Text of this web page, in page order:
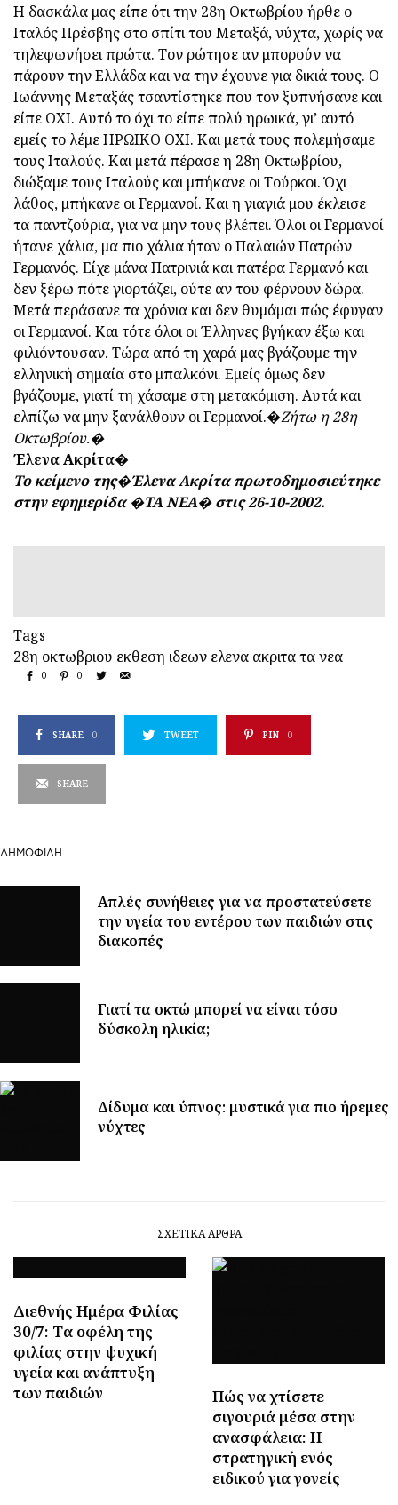
Η δασκάλα μας είπε ότι την 28η Οκτωβρίου ήρθε ο
Ιταλός Πρέσβης στο σπίτι του Μεταξά, νύχτα, χωρίς να
τηλεφωνήσει πρώτα. Τον ρώτησε αν μπορούν να
πάρουν την Ελλάδα και να την έχουνε για δικιά τους. Ο
Ιωάννης Μεταξάς τσαντίστηκε που τον ξυπνήσανε και
είπε ΟΧΙ. Αυτό το όχι το είπε πολύ ηρωικά, γι’ αυτό
εμείς το λέμε ΗΡΩΙΚΟ ΟΧΙ. Και μετά τους πολεμήσαμε
τους Ιταλούς. Και μετά πέρασε η 28η Οκτωβρίου,
διώξαμε τους Ιταλούς και μπήκανε οι Τούρκοι. Όχι
λάθος, μπήκανε οι Γερμανοί. Και η γιαγιά μου έκλεισε
τα παντζούρια, για να μην τους βλέπει. Όλοι οι Γερμανοί
ήτανε χάλια, μα πιο χάλια ήταν ο Παλαιών Πατρών
Γερμανός. Είχε μάνα Πατρινιά και πατέρα Γερμανό και
δεν ξέρω πότε γιορτάζει, ούτε αν του φέρνουν δώρα.
Μετά περάσανε τα χρόνια και δεν θυμάμαι πώς έφυγαν
οι Γερμανοί. Και τότε όλοι οι Έλληνες βγήκαν έξω και
φιλιόντουσαν. Τώρα από τη χαρά μας βγάζουμε την
ελληνική σημαία στο μπαλκόνι. Εμείς όμως δεν
βγάζουμε, γιατί τη χάσαμε στη μετακόμιση. Αυτά και
ελπίζω να μην ξανάλθουν οι Γερμανοί.�Ζήτω η 28η
Οκτωβρίου.�
Έλενα Ακρίτα�
Το κείμενο της�Έλενα Ακρίτα πρωτοδημοσιεύτηκε
στην εφημερίδα �ΤΑ ΝΕΑ� στις 26-10-2002.
Tags
28η οκτωβριου εκθεση ιδεων ελενα ακριτατα νεα
0 0
SHARE 0 TWEET PIN 0
SHARE
ΔΗΜΟΦΙΛΉ
Απλές συνήθειες για να προστατεύσετε
την υγεία του εντέρου των παιδιών στις
διακοπές
Γιατί τα οκτώ μπορεί να είναι τόσο
δύσκολη ηλικία;
Δίδυμα και ύπνος: μυστικά για πιο ήρεμες
νύχτες
ΣΧΕΤΙΚΆ ΆΡΘΡΑ
Διεθνής Ημέρα Φιλίας
30/7: Tα οφέλη της
φιλίας στην ψυχική
υγεία και ανάπτυξη
των παιδιών
Πώς να χτίσετε
σιγουριά μέσα στην
ανασφάλεια: Η
στρατηγική ενός
ειδικού για γονείς